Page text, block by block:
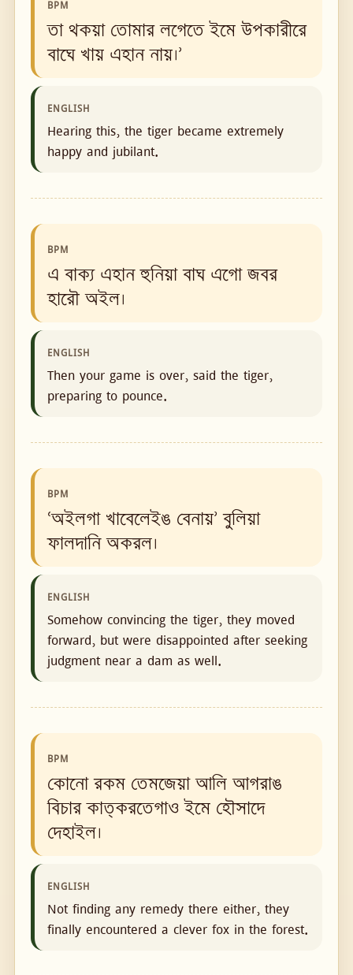
BPM
তা থকয়া তোমার লগেতে ইমে উপকারীরে
বাঘে খায় এহান নায়।’
ENGLISH
Hearing this, the tiger became extremely
happy and jubilant.
BPM
এ বাক্য এহান হুনিয়া বাঘ এগো জবর
হারৌ অইল।
ENGLISH
Then your game is over, said the tiger,
preparing to pounce.
BPM
‘অইলগা খাবেলেইঙ বেনায়’ বুলিয়া
ফালদানি অকরল।
ENGLISH
Somehow convincing the tiger, they moved
forward, but were disappointed after seeking
judgment near a dam as well.
BPM
কোনো রকম তেমজেয়া আলি আগরাঙ
বিচার কাত্‌করতেগাও ইমে হৌসাদে
দেহাইল।
ENGLISH
Not finding any remedy there either, they
finally encountered a clever fox in the forest.